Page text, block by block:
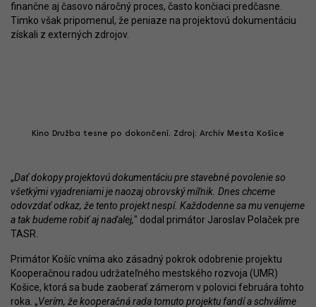
finančne aj časovo náročný proces, často končiaci predčasne.
Timko však pripomenul, že peniaze na projektovú dokumentáciu
získali z externých zdrojov.
Kino Družba tesne po dokončení. Zdroj: Archív Mesta Košice
„Dať dokopy projektovú dokumentáciu pre stavebné povolenie so
všetkými vyjadreniami je naozaj obrovský míľnik. Dnes chceme
odovzdať odkaz, že tento projekt nespí. Každodenne sa mu venujeme
a tak budeme robiť aj naďalej," dodal primátor Jaroslav Polaček pre
TASR.
Primátor Košíc vníma ako zásadný pokrok odobrenie projektu
Kooperačnou radou udržateľného mestského rozvoja (UMR)
Košice, ktorá sa bude zaoberať zámerom v polovici februára tohto
roka. „Verím, že kooperačná rada tomuto projektu fandí a schválime